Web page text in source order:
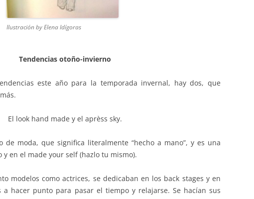
Ilustración by Elena Idígoras
Tendencias otoño-invierno
este año para la temporada invernal, hay dos, que
El look hand made y el aprèss sky.
de moda, que significa literalmente “hecho a mano”, y es una
en el made your self (hazlo tu mismo).
modelos como actrices, se dedicaban en los back stages y en
a hacer punto para pasar el tiempo y relajarse. Se hacían sus